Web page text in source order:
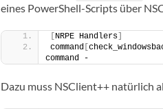
eines PowerShell-Scripts über
NRPE Handlers
command
command -
Dazu muss NSClient++ natürlich